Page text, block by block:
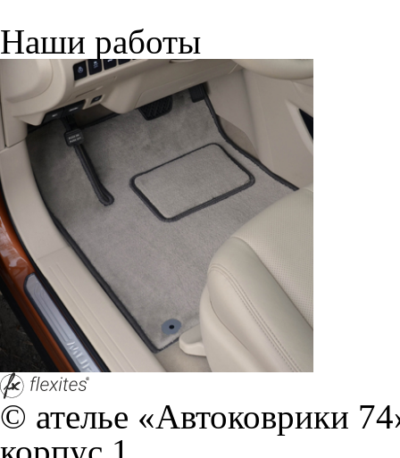
Наши работы
© ателье «Автоковрики
корпус 1.
На нашем сайте в целях